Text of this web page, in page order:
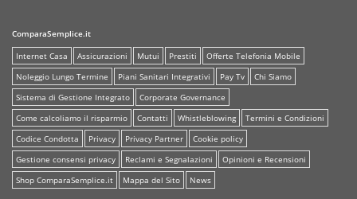
ComparaSemplice.it
Internet Casa
Assicurazioni Mutui Prestiti
Offerte Telefonia Mobile
Noleggio Lungo Termine
Piani Sanitari Integrativi Pay Tv
Chi Siamo
Sistema di Gestione Integrato
Corporate Governance
Come calcoliamo il risparmio
Contatti Whistleblowing
Termini e Condizioni
Codice Condotta
Privacy Privacy Partner
Cookie policy
Gestione consensi privacy
Reclami e Segnalazioni
Opinioni e Recensioni
Shop ComparaSemplice.it
Mappa del Sito News